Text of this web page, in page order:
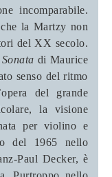
incomparabile.
la Martzy non
del XX secolo.
Sonata di Maurice
senso del ritmo
del grande
la visione
per violino e
del 1965 nello
Paul Decker, è